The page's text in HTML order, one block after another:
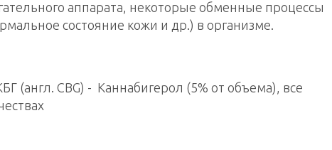
аппарата, некоторые обменные процессы
состояние кожи и др.) в организме.
(англ. CBG) - Каннабигерол (5% от объема), все